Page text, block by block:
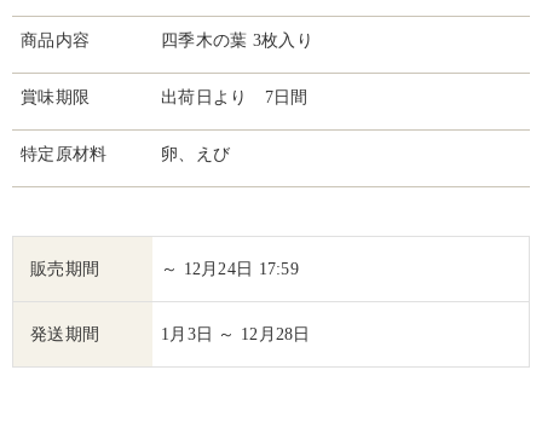
商品内容 四季木の葉 3枚入り
賞味期限 出荷日より 7日間
特定原材料 卵、えび
販売期間 ～ 12月24日 17:59
発送期間 1月3日 ～ 12月28日